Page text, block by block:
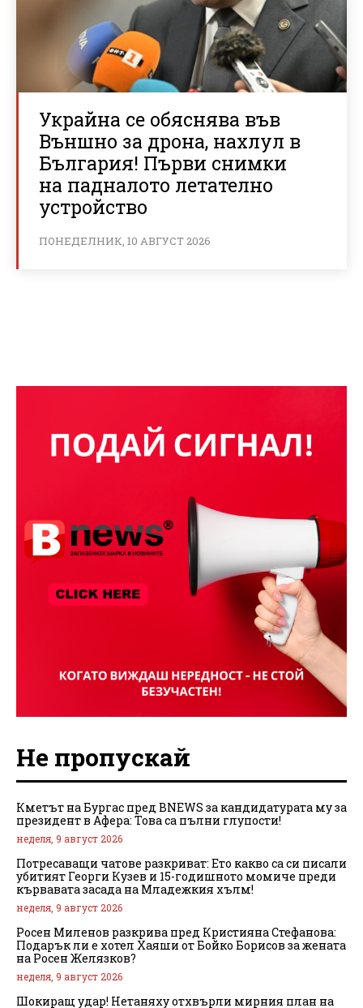
Украйна се обяснява във
Външно за дрона, нахлул в
България! Първи снимки
на падналото летателно
устройство
ПОНЕДЕЛНИК, 10 АВГУСТ 2026
Не пропускай
Кметът на Бургас пред BNEWS за кандидатурата му за
президент в Афера: Това са пълни глупости!
неделя, 9 август 2026
Потресаващи чатове разкриват: Ето какво са си писали
убитият Георги Кузев и 15-годишното момиче преди
кървавата засада на Младежкия хълм!
неделя, 9 август 2026
Росен Миленов разкрива пред Кристияна Стефанова:
Подарък ли е хотел Хаяши от Бойко Борисов за жената
на Росен Желязков?
неделя, 9 август 2026
Шокиращ удар! Нетаняху отхвърли мирния план на